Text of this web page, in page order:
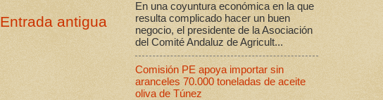
Entrada antigua
En una coyuntura económica en la que
resulta complicado hacer un buen
negocio, el presidente de la Asociación
del Comité Andaluz de Agricult...
Comisión PE apoya importar sin
aranceles 70.000 toneladas de aceite
oliva de Túnez